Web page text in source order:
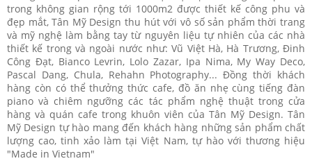
trong không gian rộng tới 1000m2 được thiết kế công phu và
đẹp mắt, Tân Mỹ Design thu hút với vô số sản phẩm thời trang
và mỹ nghệ làm bằng tay từ nguyên liệu tự nhiên của các nhà
thiết kế trong và ngoài nước như: Vũ Việt Hà, Hà Trương, Đinh
Công Đạt, Bianco Levrin, Lolo Zazar, Ipa Nima, My Way Deco,
Pascal Dang, Chula, Rehahn Photography... Đồng thời khách
hàng còn có thể thưởng thức cafe, đồ ăn nhẹ cùng tiếng đàn
piano và chiêm ngưỡng các tác phẩm nghệ thuật trong cửa
hàng và quán cafe trong khuôn viên của Tân Mỹ Design. Tân
Mỹ Design tự hào mang đến khách hàng những sản phẩm chất
lượng cao, tinh xảo làm tại Việt Nam, tự hào với thương hiệu
"Made in Vietnam"